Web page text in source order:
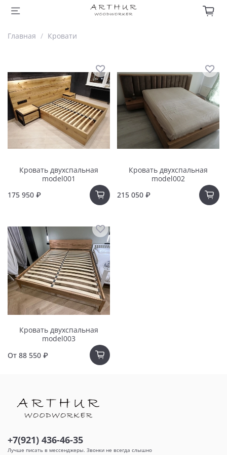
Главная Кровати
Кровать двухспальная
model001
175 950 ₽
Кровать двухспальная
model002
215 050 ₽
Кровать двухспальная
model003
От 88 550 ₽
+7(921) 436-46-35
Лучше писать в мессенджеры. Звонки не всегда слышно